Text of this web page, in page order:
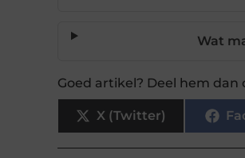
Wat
Goed artikel? Deel hem dan
X (Twitter)